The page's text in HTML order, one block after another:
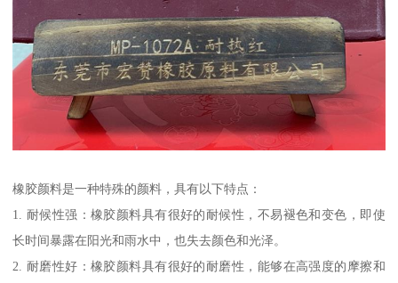
橡胶颜料是一种特殊的颜料，具有以下特点：
1. 耐候性强：橡胶颜料具有很好的耐候性，不易褪色和变色，即使
长时间暴露在阳光和雨水中，也失去颜色和光泽。
2. 耐磨性好：橡胶颜料具有很好的耐磨性，能够在高强度的摩擦和